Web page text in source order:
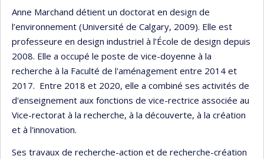
Anne Marchand détient un doctorat en design de
l’environnement (Université de Calgary, 2009). Elle est
professeure en design industriel à l’École de design depuis
2008. Elle a occupé le poste de vice-doyenne à la
recherche à la Faculté de l'aménagement entre 2014 et
2017. Entre 2018 et 2020, elle a combiné ses activités de
d'enseignement aux fonctions de vice-rectrice associée au
Vice-rectorat à la recherche, à la découverte, à la création
et à l'innovation.
Ses travaux de recherche-action et de recherche-création